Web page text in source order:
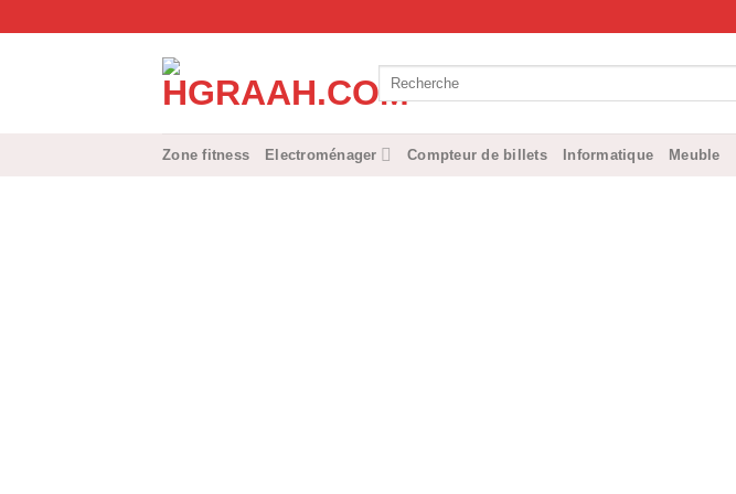
Recherche
pour :
Zone fitness Electroménager Compteur de billets Informatique Meuble